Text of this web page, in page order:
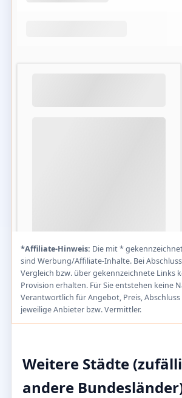
*Affiliate-Hinweis: Die mit *
sind Werbung/Affiliate-Inhalte. Bei
Vergleich bzw. über gekennzeichnete Links
Provision erhalten. Für Sie entstehen keine
Verantwortlich für Angebot, Preis,
jeweilige Anbieter bzw. Vermittler.
Weitere Städte
andere